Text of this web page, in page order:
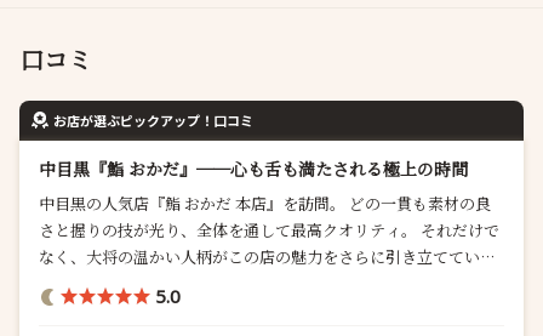
口コミ
お店が選ぶピックアップ！口コミ
中目黒『鮨 おかだ』──心も舌も満たされる極上の時間
中目黒の人気店『鮨 おかだ 本店』を訪問。 どの一貫も素材の良
さと握りの技が光り、全体を通して最高クオリティ。 それだけで
なく、大将の温かい人柄がこの店の魅力をさらに引き立ててい
る。 カウンター越しに交わす会話も楽しみのひとつで、 魚や食材
の話だけでなく、雑談も含めて、聞いていて飽きないし学びにな
5.0